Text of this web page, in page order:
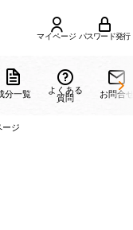
マイページ パスワード発行
成分一覧 よくある